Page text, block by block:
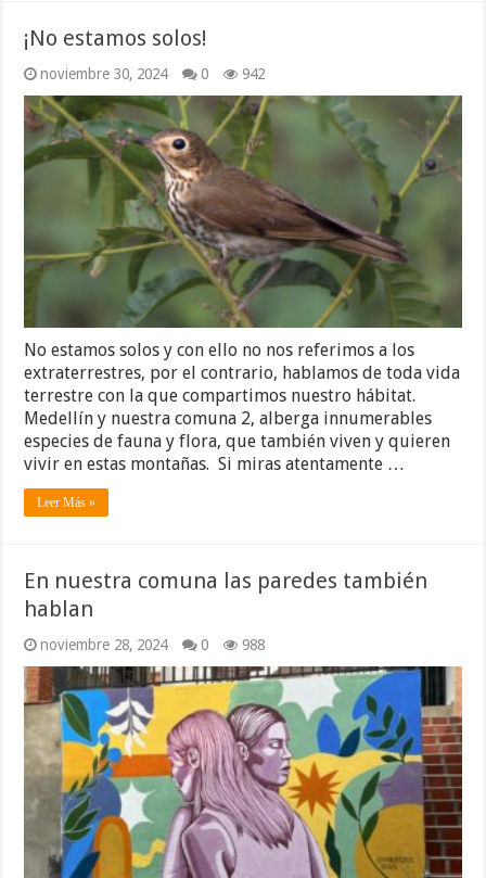
¡No estamos solos!
noviembre 30, 2024 0 942
No estamos solos y con ello no nos referimos a los
extraterrestres, por el contrario, hablamos de toda vida
terrestre con la que compartimos nuestro hábitat.
Medellín y nuestra comuna 2, alberga innumerables
especies de fauna y flora, que también viven y quieren
vivir en estas montañas. Si miras atentamente …
Leer Más »
En nuestra comuna las paredes también
hablan
noviembre 28, 2024 0 988